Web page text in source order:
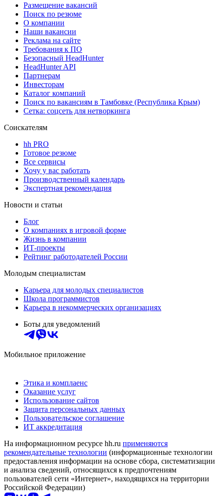
Размещение вакансий
Поиск по резюме
О компании
Наши вакансии
Реклама на сайте
Требования к ПО
Безопасный HeadHunter
HeadHunter API
Партнерам
Инвесторам
Каталог компаний
Поиск по вакансиям в Тамбовке (Республика Крым)
Сетка: соцсеть для нетворкинга
Соискателям
hh PRO
Готовое резюме
Все сервисы
Хочу у вас работать
Производственный календарь
Экспертная рекомендация
Новости и статьи
Блог
О компаниях в игровой форме
Жизнь в компании
ИТ-проекты
Рейтинг работодателей России
Молодым специалистам
Карьера для молодых специалистов
Школа программистов
Карьера в некоммерческих организациях
Боты для уведомлений
Мобильное приложение
Этика и комплаенс
Оказание услуг
Использование сайтов
Защита персональных данных
Пользовательское соглашение
ИТ аккредитация
На информационном ресурсе hh.ru применяются
рекомендательные технологии (информационные технологии
предоставления информации на основе сбора, систематизации
и анализа сведений, относящихся к предпочтениям
пользователей сети «Интернет», находящихся на территории
Российской Федерации)